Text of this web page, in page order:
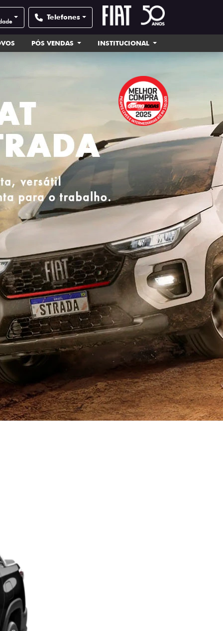
Telefones
PÓS VENDAS INSTITUCIONAL